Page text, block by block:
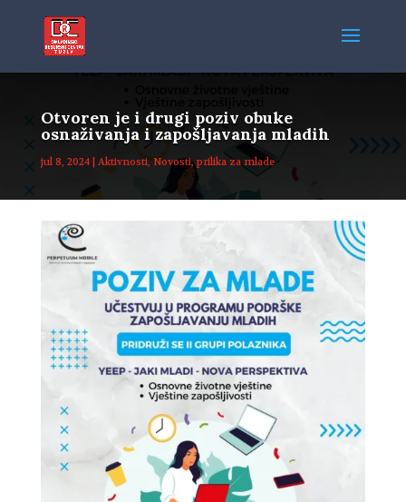
Otvoren je i drugi poziv obuke
osnaživanja i zapošljavanja mladih
jul 8, 2024| Aktivnosti, Novosti,prilika za mlade